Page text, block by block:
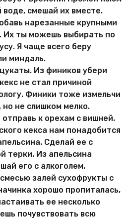
воде, смешай их вместе.
нарезанные крупными
Их ты можешь выбирать по
Я чаще всего беру
миндаль.
Из фиников убери
не стал причиной
Финики тоже измельчи
не слишком мелко.
к орехам с вишней.
кекса нам понадобится
Сделай ее с
терки. Из апельсина
его с алкоголем.
залей сухофрукты с
хорошо пропиталась,
ее несколько
почувствовать всю